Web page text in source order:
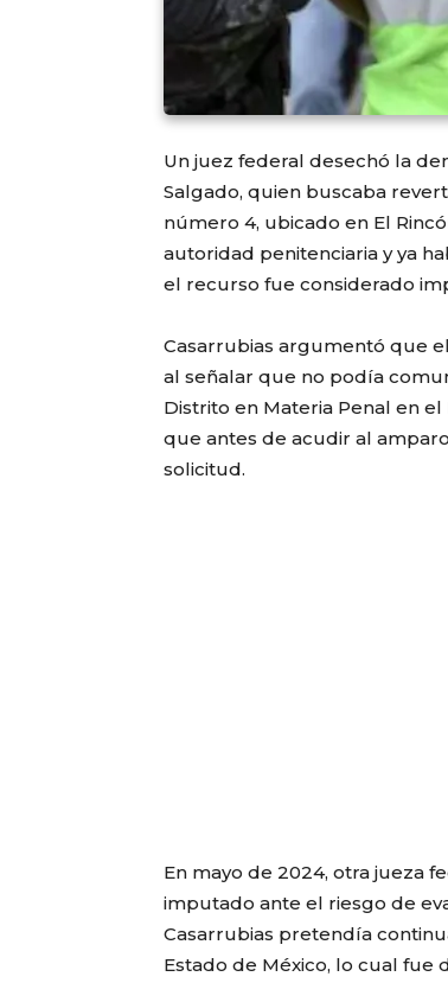
Un juez federal desechó la
Salgado, quien buscaba
número 4, ubicado en El
autoridad penitenciaria y ya
el recurso fue considerado
Casarrubias argumentó que
al señalar que no podía
Distrito en Materia Penal en
que antes de acudir al
solicitud.
En mayo de 2024, otra jueza
imputado ante el riesgo de
Casarrubias pretendía
Estado de México, lo cual fue